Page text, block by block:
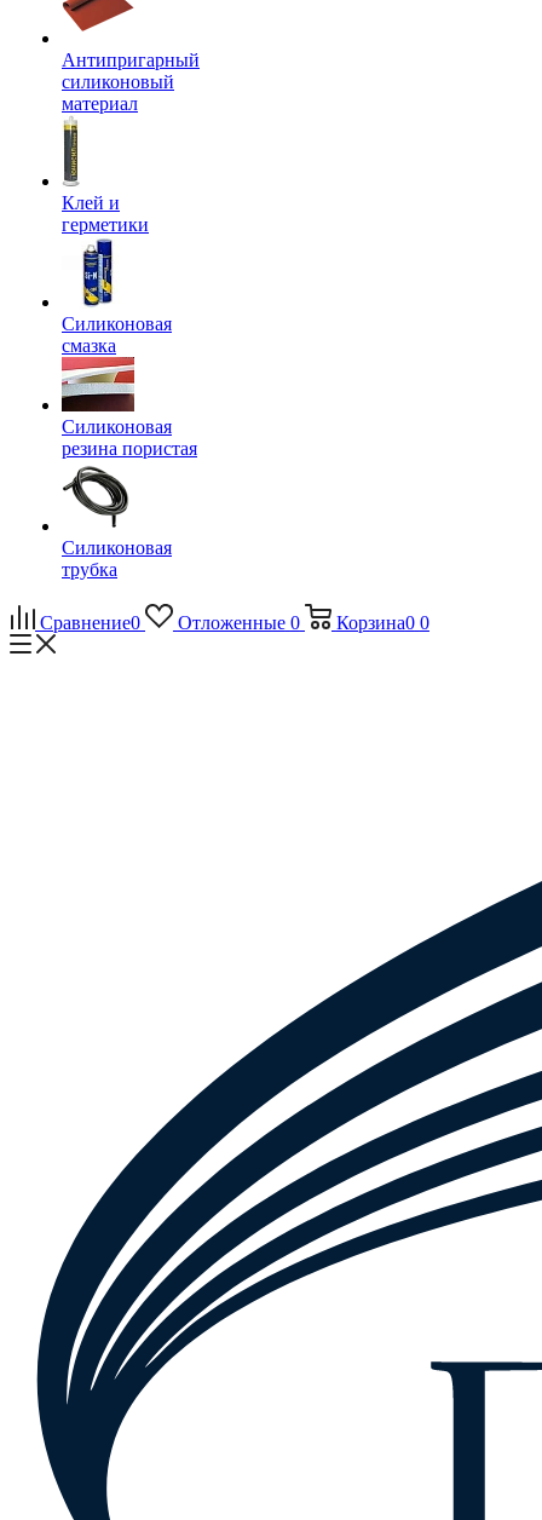
Антипригарный
силиконовый
материал
Клей и
герметики
Силиконовая
смазка
Силиконовая
резина пористая
Силиконовая
трубка
Сравнение0 Отложенные 0 Корзина0 0